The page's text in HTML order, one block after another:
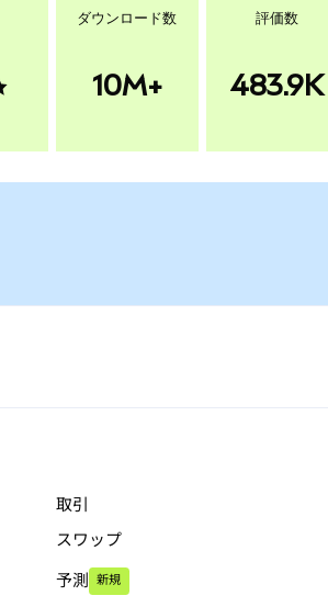
ダウンロード数
10M+
評価数
483.9K
取引
スワップ
予測 新規